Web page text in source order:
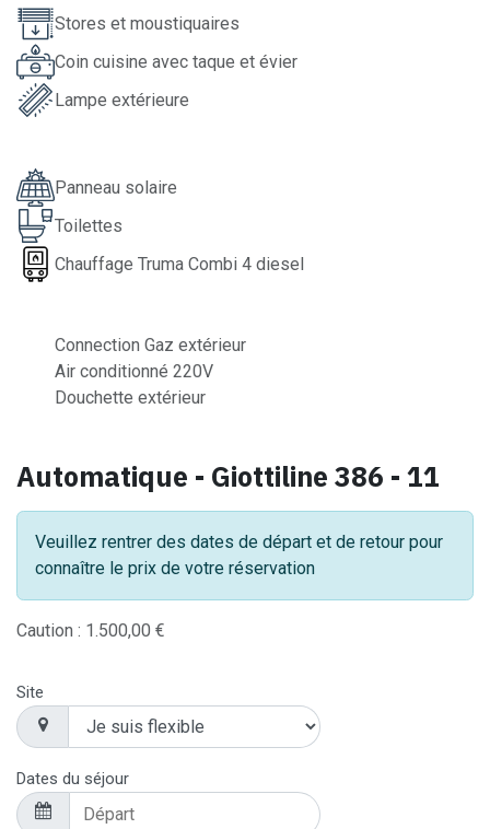
Stores et moustiquaires
Coin cuisine avec taque et évier
Lampe extérieure
Panneau solaire
Toilettes
Chauffage Truma Combi 4 diesel
Connection Gaz extérieur
Air conditionné 220V
Douchette extérieur
Automatique - Giottiline 386 - 11
Veuillez rentrer des dates de départ et de retour pour
connaître le prix de votre réservation
Caution : 1.500,00 €
Site
Dates du séjour